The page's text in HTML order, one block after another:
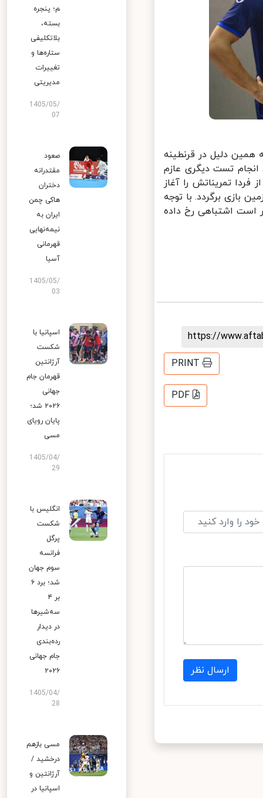
دلیل در قرنطینه
تست دیگری عازم
تمریناتش را آغاز
بازی برگردد. با توجه
اشتباهی رخ داده
https://
PRINT
PDF
ارسال نظر
م؛ پنجره
بسته،
بلاتکلیفی
ستاره‌ها و
تغییرات
مدیریتی
1405/05/
07
صعود
مقتدرانه
دختران
هاکی چمن
ایران به
نیمه‌نهایی
قهرمانی
آسیا
1405/05/
03
اسپانیا با
شکست
آرژانتین
قهرمان جام
جهانی
۲۰۲۶ شد؛
پایان رویای
مسی
1405/04/
29
انگلیس با
شکست
پرگل
فرانسه
سوم جهان
شد؛ برد ۶
بر ۴
سه‌شیرها
در دیدار
رده‌بندی
جام جهانی
۲۰۲۶
1405/04/
28
مسی بازهم
درخشید /
آرژانتین و
اسپانیا در